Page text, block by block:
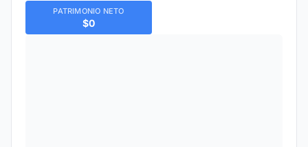
PATRIMONIO NETO
$0